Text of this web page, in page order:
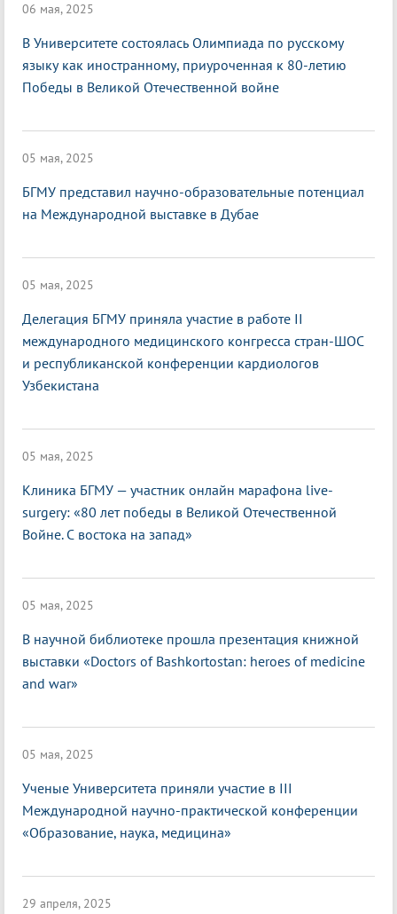
06 мая, 2025
В Университете состоялась Олимпиада по русскому
языку как иностранному, приуроченная к 80-летию
Победы в Великой Отечественной войне
05 мая, 2025
БГМУ представил научно-образовательные потенциал
на Международной выставке в Дубае
05 мая, 2025
Делегация БГМУ приняла участие в работе II
международного медицинского конгресса стран-ШОС
и республиканской конференции кардиологов
Узбекистана
05 мая, 2025
Клиника БГМУ — участник онлайн марафона live-
surgery: «80 лет победы в Великой Отечественной
Войне. С востока на запад»
05 мая, 2025
В научной библиотеке прошла презентация книжной
выставки «Doctors of Bashkortostan: heroes of medicine
and war»
05 мая, 2025
Ученые Университета приняли участие в III
Международной научно-практической конференции
«Образование, наука, медицина»
29 апреля, 2025